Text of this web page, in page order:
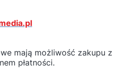
mają możliwość zakupu z
płatności.